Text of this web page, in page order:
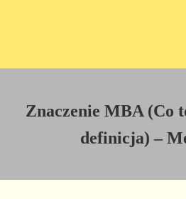
Znaczenie MBA (Co
definicja) –